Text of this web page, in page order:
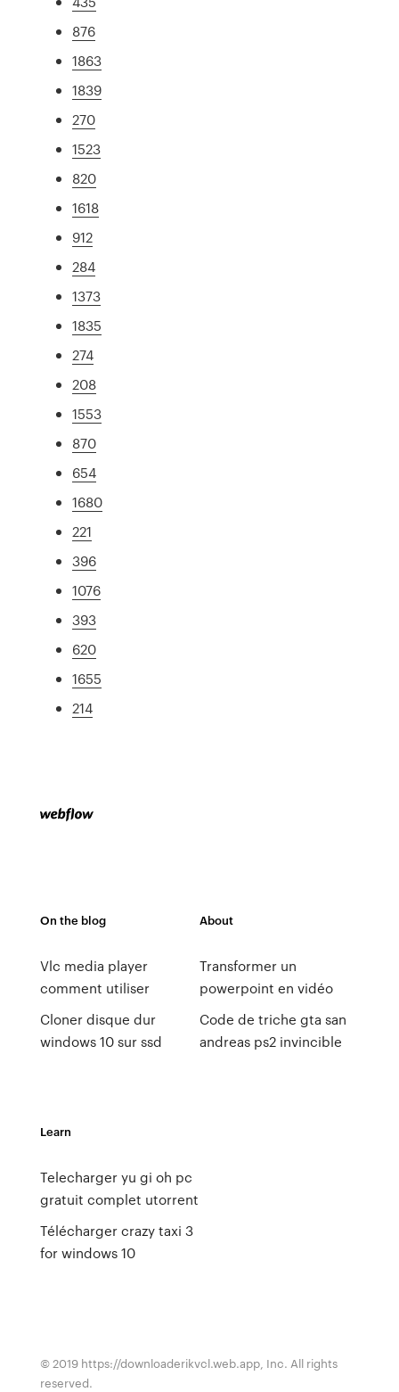
876
1863
1839
270
1523
820
1618
912
284
1373
1835
274
208
1553
870
654
1680
221
396
1076
393
620
1655
214
On the blog
Vlc media player
comment utiliser
Cloner disque dur
windows 10 sur ssd
About
Transformer un
powerpoint en vidéo
Code de triche gta san
andreas ps2 invincible
Learn
Telecharger yu gi oh pc
gratuit complet utorrent
Télécharger crazy taxi 3
for windows 10
© 2019 https://downloaderikvcl.web.app, Inc. All rights
reserved.